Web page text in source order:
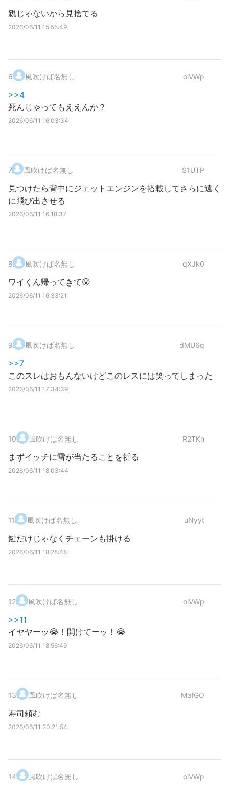
親じゃないから見捨てる
2026/06/11 15:55:49
6. 風吹けば名無し olVWp
>>4
死んじゃってもええんか？
2026/06/11 16:03:34
7. 風吹けば名無し S1UTP
見つけたら背中にジェットエンジンを搭載してさらに遠く
に飛び出させる
2026/06/11 16:18:37
8. 風吹けば名無し qXJk0
ワイくん帰ってきて😰
2026/06/11 16:33:21
9. 風吹けば名無し dMU6q
>>7
このスレはおもんないけどこのレスには笑ってしまった
2026/06/11 17:34:39
10. 風吹けば名無し R2TKn
まずイッチに雷が当たることを祈る
2026/06/11 18:03:44
11. 風吹けば名無し uNyyt
鍵だけじゃなくチェーンも掛ける
2026/06/11 18:28:48
12. 風吹けば名無し olVWp
>>11
イヤヤーッ😭！開けてーッ！😭
2026/06/11 18:56:49
13. 風吹けば名無し MafGO
寿司頼む
2026/06/11 20:21:54
14. 風吹けば名無し olVWp